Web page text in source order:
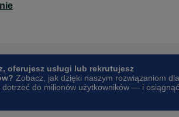
oferujesz usługi lub rekrutujesz
Zobacz, jak dzięki naszym rozwiązaniom dla
dotrzeć do milionów użytkowników — i osiągnąć